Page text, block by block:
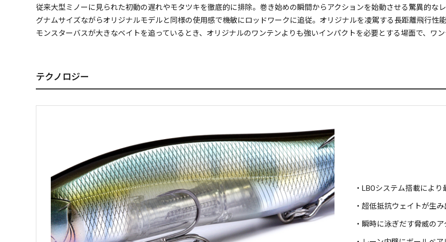
従来大型ミノーに見られた初動の遅れやモタツキを徹底的に排除。巻き始めの瞬間からアクションを始動させる驚異的な
グナムサイズながらオリジナルモデルと同様の使用感で機敏にロッドワークに追従。オリジナルを凌駕する長距離飛行性
モンスターバスが大きなベイトを追っているとき、オリジナルのワンテンよりも強いインパクトを必要とする場面で、ワ
テクノロジー
・LBOシステム搭載によ
・超低抵抗ウェイトが生
・瞬時に泳ぎだす脅威の